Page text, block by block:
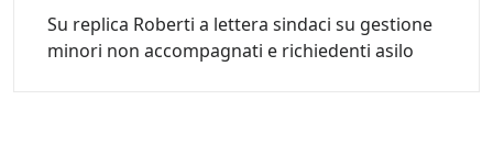
Su replica Roberti a lettera sindaci su gestione
minori non accompagnati e richiedenti asilo